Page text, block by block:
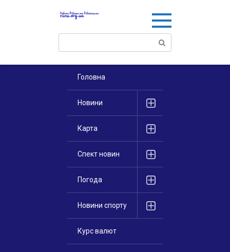
Поиск:
Головна
Новини
Карта
Спект новин
Погода
Новини спорту
Курс валют